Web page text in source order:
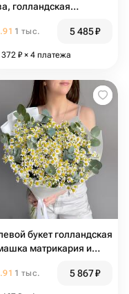
голландская
1 тыс. 5 485₽
372 ₽ × 4 платежа
букет голландская
матрикария и
1 тыс. 5 867₽